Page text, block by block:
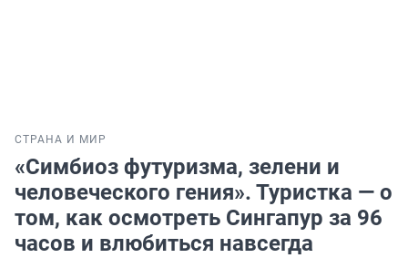
СТРАНА И МИР
«Симбиоз футуризма, зелени и
человеческого гения». Туристка — о
том, как осмотреть Сингапур за 96
часов и влюбиться навсегда